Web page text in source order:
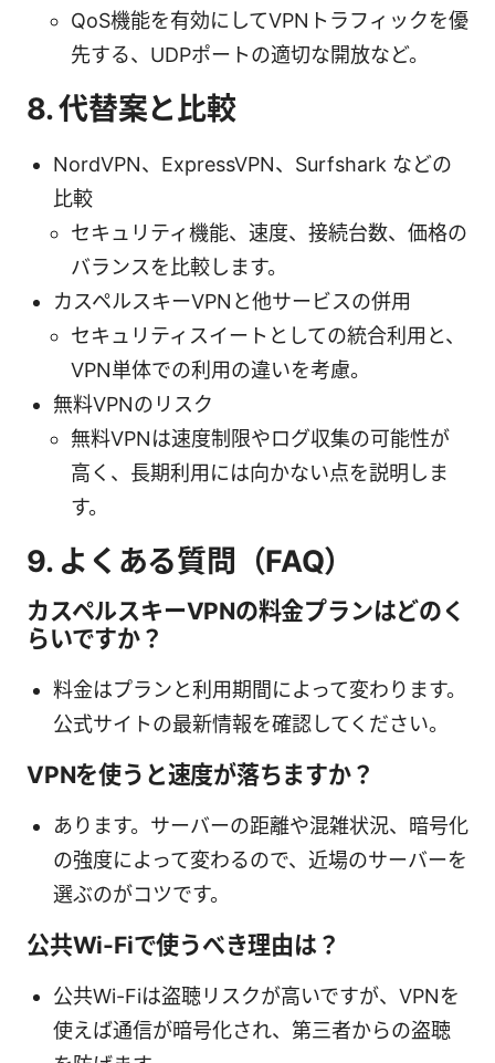
QoS機能を有効にしてVPNトラフィックを優
先する、UDPポートの適切な開放など。
8. 代替案と比較
NordVPN、ExpressVPN、Surfshark などの
比較
セキュリティ機能、速度、接続台数、価格の
バランスを比較します。
カスペルスキーVPNと他サービスの併用
セキュリティスイートとしての統合利用と、
VPN単体での利用の違いを考慮。
無料VPNのリスク
無料VPNは速度制限やログ収集の可能性が
高く、長期利用には向かない点を説明しま
す。
9. よくある質問（FAQ）
カスペルスキーVPNの料金プランはどのく
らいですか？
料金はプランと利用期間によって変わります。
公式サイトの最新情報を確認してください。
VPNを使うと速度が落ちますか？
あります。サーバーの距離や混雑状況、暗号化
の強度によって変わるので、近場のサーバーを
選ぶのがコツです。
公共Wi-Fiで使うべき理由は？
公共Wi-Fiは盗聴リスクが高いですが、VPNを
使えば通信が暗号化され、第三者からの盗聴